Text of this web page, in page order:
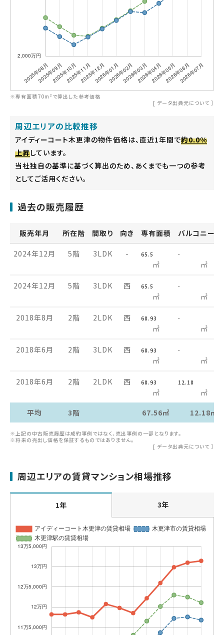
※専有面積70m²で算出した参考価格
[ データ出典元について ］
周辺エリアの比較推移
アイディーコート木更津の物件価格は、直近1年間で約0.0%
上昇しています。
当社独自の基準に基づく算出のため、あくまでも一つの参考
としてご活用ください。
過去の販売履歴
販売年月 所在階 間取り 向き 専有面積 バルコニー
2024年12月 5階 3LDK - 65.5
㎡
-
㎡
2024年12月 5階 3LDK 西 65.5
㎡
-
㎡
2018年8月 2階 2LDK 西 68.93
㎡
-
㎡
2018年6月 2階 3LDK 西 68.93
㎡
-
㎡
2018年6月 2階 2LDK 西 68.93
㎡
12.18
㎡
平均
3階 67.56㎡ 12.18㎡
※上記の中古販売履歴は成約事例ではなく、売出事例の一部となります。
※将来の売出し価格を保証するものではありません。
[ データ出典元について ］
周辺エリアの賃貸マンション相場推移
1年 3年